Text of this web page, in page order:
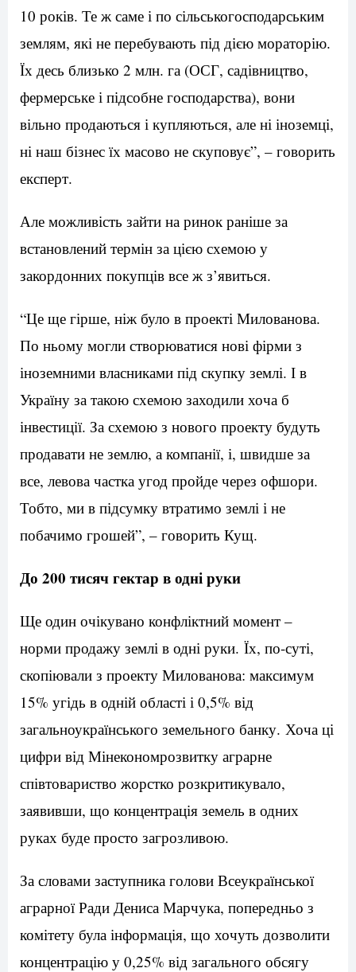
10 років. Те ж саме і по сільськогосподарським
землям, які не перебувають під дією мораторію.
Їх десь близько 2 млн. га (ОСГ, садівництво,
фермерське і підсобне господарства), вони
вільно продаються і купляються, але ні іноземці,
ні наш бізнес їх масово не скуповує”, – говорить
експерт.
Але можливість зайти на ринок раніше за
встановлений термін за цією схемою у
закордонних покупців все ж з’явиться.
“Це ще гірше, ніж було в проекті Милованова.
По ньому могли створюватися нові фірми з
іноземними власниками під скупку землі. І в
Україну за такою схемою заходили хоча б
інвестиції. За схемою з нового проекту будуть
продавати не землю, а компанії, і, швидше за
все, левова частка угод пройде через офшори.
Тобто, ми в підсумку втратимо землі і не
побачимо грошей”, – говорить Кущ.
До 200 тисяч гектар в одні руки
Ще один очікувано конфліктний момент –
норми продажу землі в одні руки. Їх, по-суті,
скопіювали з проекту Милованова: максимум
15% угідь в одній області і 0,5% від
загальноукраїнського земельного банку. Хоча ці
цифри від Мінекономрозвитку аграрне
співтовариство жорстко розкритикувало,
заявивши, що концентрація земель в одних
руках буде просто загрозливою.
За словами заступника голови Всеукраїнської
аграрної Ради Дениса Марчука, попередньо з
комітету була інформація, що хочуть дозволити
концентрацію у 0,25% від загального обсягу